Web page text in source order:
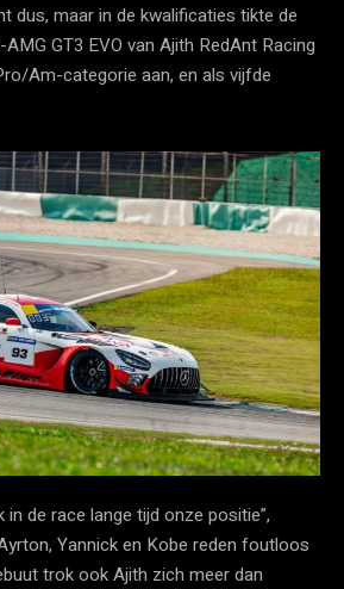
dus, maar in de kwalificaties tikte de
GT3 EVO van Ajith RedAnt Racing
Am-categorie aan, en als vijfde
in de race lange tijd onze positie”,
Yannick en Kobe reden foutloos
trok ook Ajith zich meer dan